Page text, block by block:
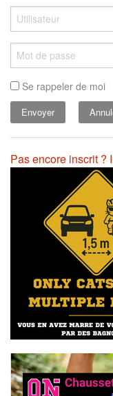
Se rappeler de moi
Pas encore inscrit ?